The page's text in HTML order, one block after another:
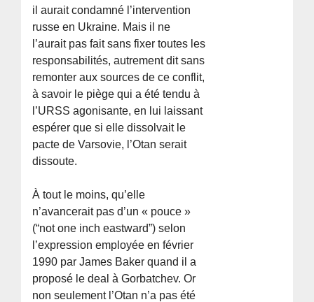
il aurait condamné l’intervention
russe en Ukraine. Mais il ne
l’aurait pas fait sans fixer toutes les
responsabilités, autrement dit sans
remonter aux sources de ce conflit,
à savoir le piège qui a été tendu à
l’URSS agonisante, en lui laissant
espérer que si elle dissolvait le
pacte de Varsovie, l’Otan serait
dissoute.
À tout le moins, qu’elle
n’avancerait pas d’un « pouce »
(“not one inch eastward”) selon
l’expression employée en février
1990 par James Baker quand il a
proposé le deal à Gorbatchev. Or
non seulement l’Otan n’a pas été